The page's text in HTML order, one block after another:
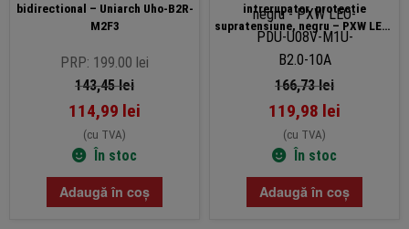
bidirectional – Uniarch Uho-B2R-
M2F3
PRP: 199.00 lei
143,45lei
114,99 lei
(cu TVA)
În stoc
Adaugă în coș
intrerupator, protectie
supratensiune, negru – PXW LEO-
PDU-U08V-M1U-B2.0-10A
166,73lei
119,98 lei
(cu TVA)
În stoc
Adaugă în coș